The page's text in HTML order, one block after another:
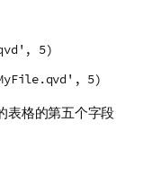
5)
5)
表格的第五个字段